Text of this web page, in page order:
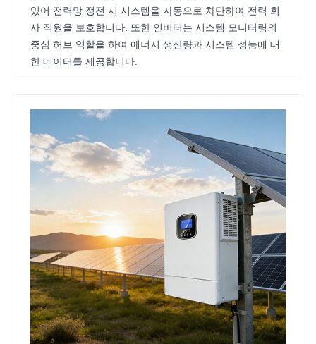
있어 전력망 정전 시 시스템을 자동으로 차단하여 전력 회
사 직원을 보호합니다. 또한 인버터는 시스템 모니터링의
중심 허브 역할을 하여 에너지 생산량과 시스템 성능에 대
한 데이터를 제공합니다.